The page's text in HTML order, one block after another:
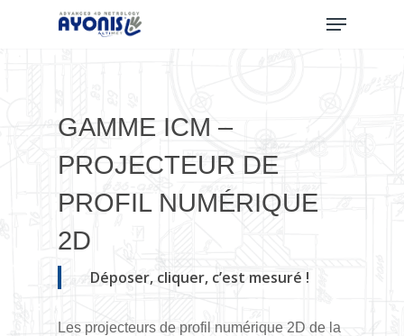
Menu
GAMME ICM –
PROJECTEUR DE
PROFIL NUMÉRIQUE
2D
Déposer, cliquer, c’est mesuré !
Les projecteurs de profil numérique 2D de la